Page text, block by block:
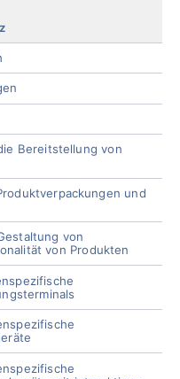
Bereitstellung von
und
von
von Produkten